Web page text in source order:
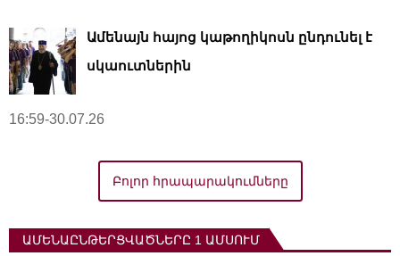
Ամենայն հայոց կաթողիկոսն ընդունել է
սկաուտներին
16:59-30.07.26
Բոլոր հրապարակումները
ԱՄԵՆԱԸՆԹԵՐՑՎԱԾՆԵՐԸ 1 ԱՄՍՈՒՄ